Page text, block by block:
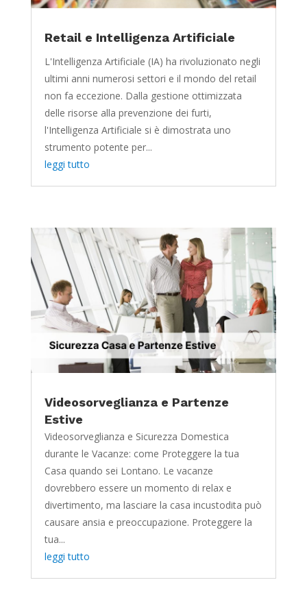
Retail e Intelligenza Artificiale
L'Intelligenza Artificiale (IA) ha rivoluzionato negli
ultimi anni numerosi settori e il mondo del retail
non fa eccezione. Dalla gestione ottimizzata
delle risorse alla prevenzione dei furti,
l'Intelligenza Artificiale si è dimostrata uno
strumento potente per...
leggi tutto
Videosorveglianza e Partenze
Estive
Videosorveglianza e Sicurezza Domestica
durante le Vacanze: come Proteggere la tua
Casa quando sei Lontano. Le vacanze
dovrebbero essere un momento di relax e
divertimento, ma lasciare la casa incustodita può
causare ansia e preoccupazione. Proteggere la
tua...
leggi tutto